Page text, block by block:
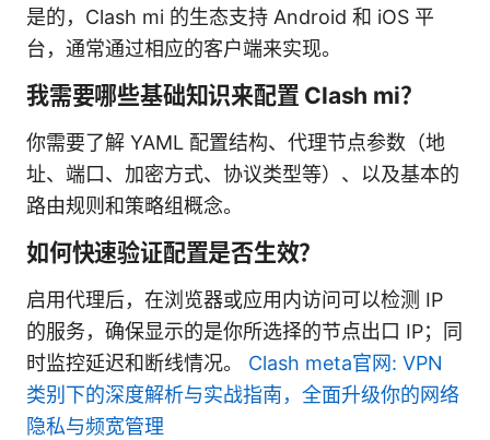
是的，Clash mi 的生态支持 Android 和 iOS 平
台，通常通过相应的客户端来实现。
我需要哪些基础知识来配置 Clash mi？
你需要了解 YAML 配置结构、代理节点参数（地
址、端口、加密方式、协议类型等）、以及基本的
路由规则和策略组概念。
如何快速验证配置是否生效？
启用代理后，在浏览器或应用内访问可以检测 IP
的服务，确保显示的是你所选择的节点出口 IP；同
时监控延迟和断线情况。 Clash meta官网: VPN
类别下的深度解析与实战指南，全面升级你的网络
隐私与频宽管理